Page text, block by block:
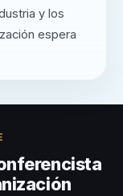
y los
espera